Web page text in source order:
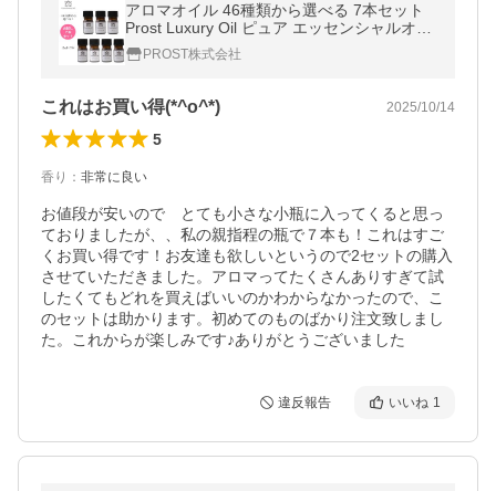
アロマオイル 46種類から選べる 7本セット
Prost Luxury Oil ピュア エッセンシャルオイ
ル 各2ml 精油 送料無料
PROST株式会社
これはお買い得(*^o^*) 2025/10/14
5
香り ： 非常に良い
お値段が安いので　とても小さな小瓶に入ってくると思っ
ておりましたが、、私の親指程の瓶で７本も！これはすご
くお買い得です！お友達も欲しいというので2セットの購入
させていただきました。アロマってたくさんありすぎて試
したくてもどれを買えばいいのかわからなかったので、こ
のセットは助かります。初めてのものばかり注文致しまし
た。これからが楽しみです♪ありがとうございました
違反報告 いいね 1